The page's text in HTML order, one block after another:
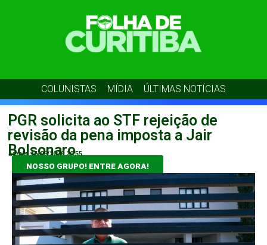
COLUNISTAS MÍDIA ÚLTIMAS NOTÍCIAS
PGR solicita ao STF rejeição de
revisão da pena imposta a Jair
Bolsonaro
admin 16/06/2026 20:55
NOSSO GRUPO! ENTRE AGORA!